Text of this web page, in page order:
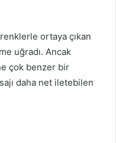
renklerle ortaya çıkan
uğradı. Ancak
çok benzer bir
daha net iletebilen